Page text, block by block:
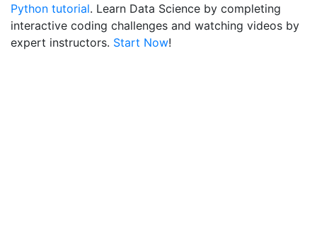
Python tutorial. Learn Data Science by completing
interactive coding challenges and watching videos by
expert instructors. Start Now!